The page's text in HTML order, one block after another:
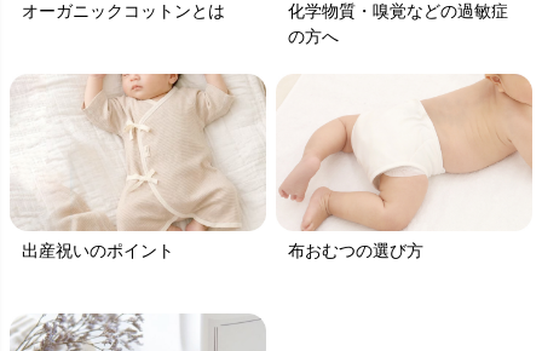
オーガニックコットンとは
化学物質・嗅覚などの過敏症
の方へ
出産祝いのポイント 布おむつの選び方